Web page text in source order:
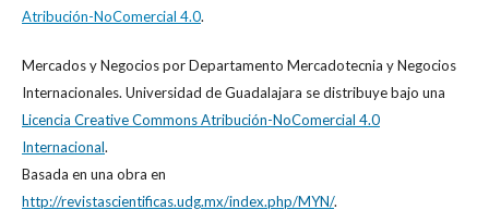
Atribución-NoComercial 4.0.
Mercados y NegociosporDepartamento Mercadotecnia y Negocios
Internacionales. Universidad de Guadalajara se distribuye bajo una
Licencia Creative Commons Atribución-NoComercial 4.0
Internacional.
Basada en una obra en
http://revistascientificas.udg.mx/index.php/MYN/.